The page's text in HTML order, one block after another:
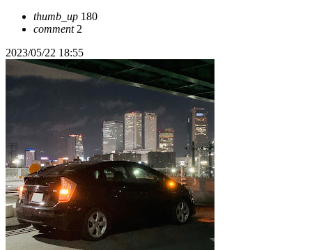
thumb_up 180
comment2
2023/05/22 18:55